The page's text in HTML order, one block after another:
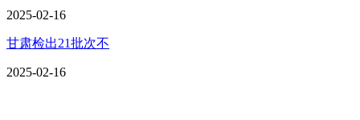
2025-02-16
甘肃检出21批次不
2025-02-16